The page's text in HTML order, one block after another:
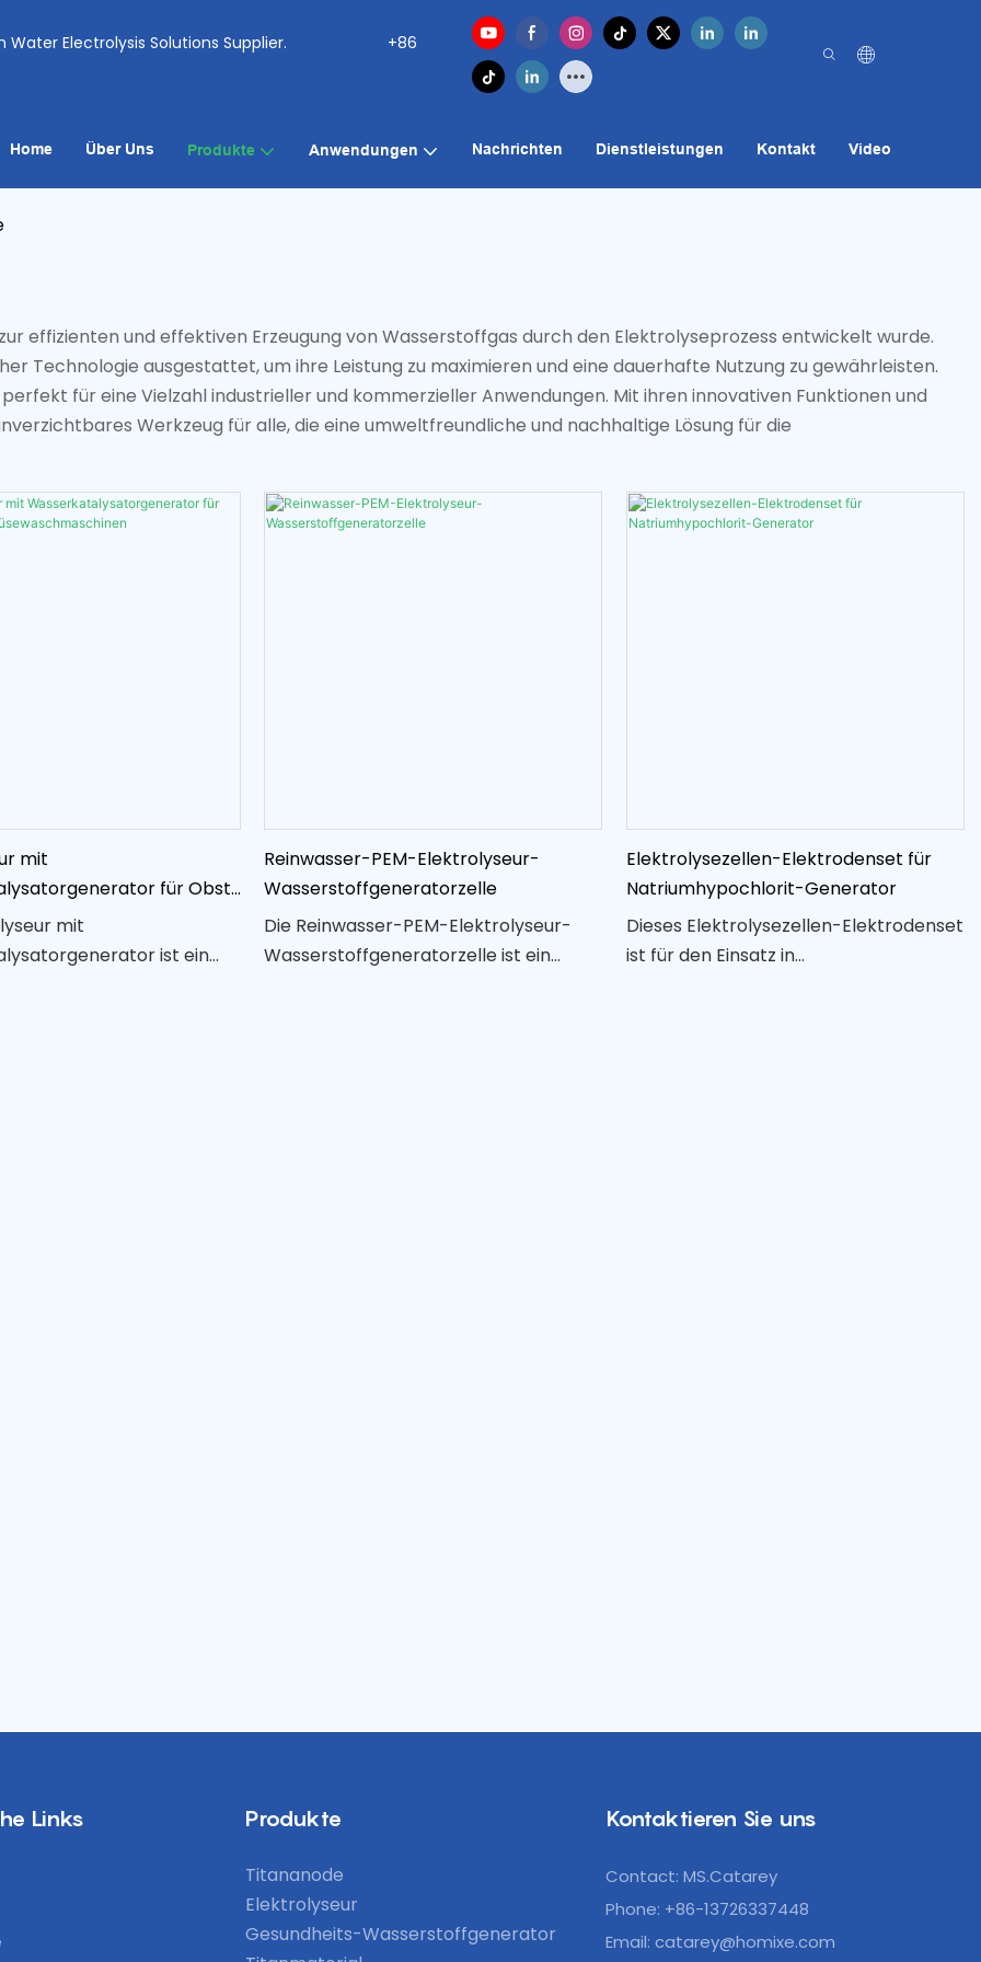
Water Electrolysis Solutions Supplier.
+86
Home Über Uns Produkte Anwendungen Nachrichten Dienstleistungen Kontakt Video
effizienten und effektiven Erzeugung von Wasserstoffgas durch den Elektrolyseprozess entwickelt wurde.
Technologie ausgestattet, um ihre Leistung zu maximieren und eine dauerhafte Nutzung zu gewährleisten.
für eine Vielzahl industrieller und kommerzieller Anwendungen. Mit ihren innovativen Funktionen und
Werkzeug für alle, die eine umweltfreundliche und nachhaltige Lösung für die
mit
für Obst-
mit
ist ein
Reinwasser-PEM-Elektrolyseur-
Wasserstoffgeneratorzelle
Die Reinwasser-PEM-Elektrolyseur-
Wasserstoffgeneratorzelle ist ein
Elektrolysezellen-Elektrodenset für
Natriumhypochlorit-Generator
Dieses Elektrolysezellen-Elektrodenset
ist für den Einsatz in
Links Produkte
Titananode
Elektrolyseur
Gesundheits-Wasserstoffgenerator
Kontaktieren Sie uns
Contact: MS.Catarey
Phone: +86-13726337448
Email:catarey@homixe.com